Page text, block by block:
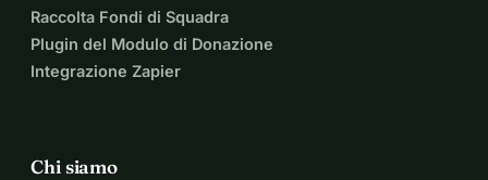
Raccolta Fondi di Squadra
Plugin del Modulo di Donazione
Integrazione Zapier
Chi siamo